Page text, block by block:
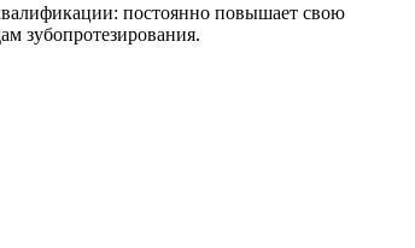
постоянно повышает свою
зубопротезирования.